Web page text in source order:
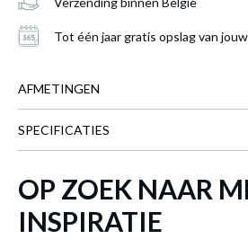
Tot één jaar gratis opslag van
AFMETINGEN
HOOGTE 30.5 cm
Meer afmetingen
SPECIFICATIES
OP ZOEK NAAR
INSPIRATIE
Tafellamp STAR Geel met
LEDis toegevoegd aan je